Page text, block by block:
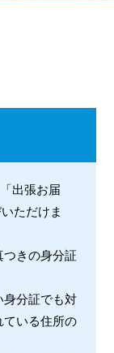
出張お届
ただけま
つきの身分証
身分証でも対
ている住所の